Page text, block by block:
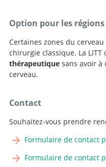
Option pour les
Certaines zones du
chirurgie classique. La LITT
thérapeutiquesans avoir à
cerveau.
Contact
Souhaitez-vous prendre
Formulaire de contact
Formulaire de contact